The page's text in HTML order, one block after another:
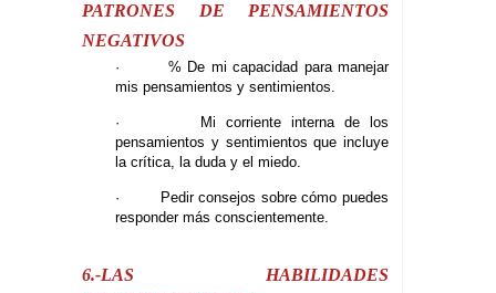
PATRONES DE PENSAMIENTOS
NEGATIVOS
· % De mi capacidad para manejar
mis pensamientos y sentimientos.
· Mi corriente interna de los
pensamientos y sentimientos que incluye
la crítica, la duda y el miedo.
· Pedir consejos sobre cómo puedes
responder más conscientemente.
6.-LAS HABILIDADES